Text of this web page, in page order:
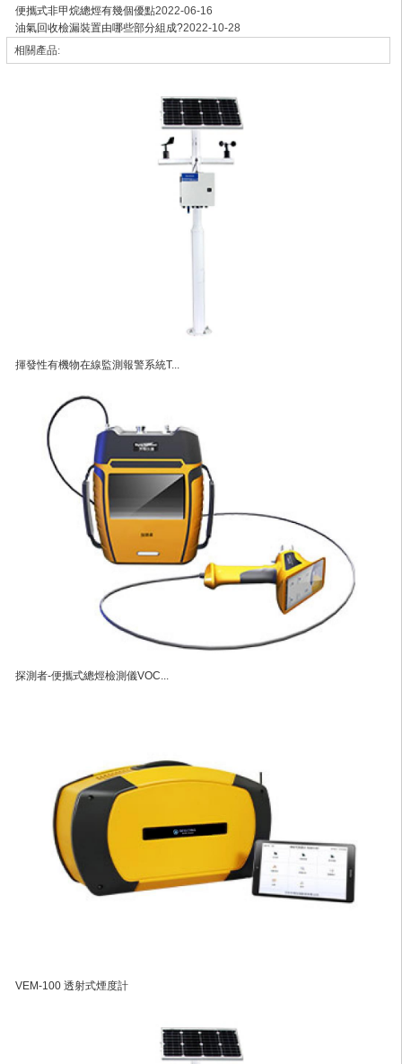
便攜式非甲烷總烴有幾個優點2022-06-16
油氣回收檢漏裝置由哪些部分組成?2022-10-28
相關產品:
揮發性有機物在線監測報警系統T...
探測者-便攜式總烴檢測儀VOC...
VEM-100 透射式煙度計